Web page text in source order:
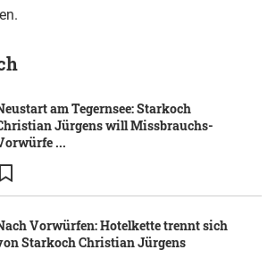
am Tegernsee: Starkoch
Jürgens will Missbrauchs-
...
Vorwürfen: Hotelkette trennt sich
Starkoch Christian Jürgens